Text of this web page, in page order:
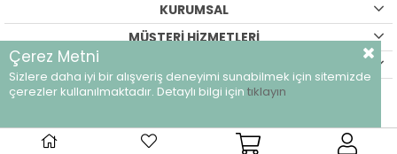
KURUMSAL
MÜŞTERİ HİZMETLERİ
©breeze.com.tr - Tüm hakları saklıdır.
Çerez Metni
Sizlere daha iyi bir alışveriş deneyimi sunabilmek için sitemizde
çerezler kullanılmaktadır. Detaylı bilgi için tıklayın